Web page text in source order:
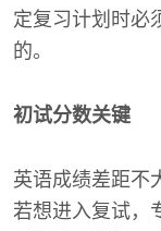
定复习计划时必
的。
初试分数关键
英语成绩差距不
若想进入复试，